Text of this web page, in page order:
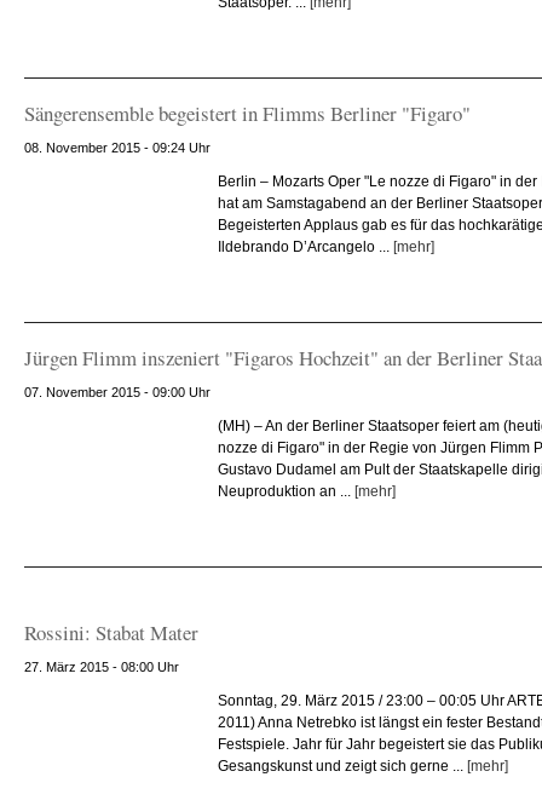
Sängerensemble begeistert in Flimms Berliner "Figaro"
08. November 2015 - 09:24 Uhr
Berlin – Mozarts Oper "Le nozze di Figaro" in
hat am Samstagabend an der Berliner
Begeisterten Applaus gab es für das
Ildebrando D’Arcangelo ... [mehr]
Jürgen Flimm inszeniert "Figaros Hochzeit" an der Berliner
07. November 2015 - 09:00 Uhr
(MH) – An der Berliner Staatsoper feiert am
nozze di Figaro" in der Regie von Jürgen Flimm
Gustavo Dudamel am Pult der Staatskapelle
Neuproduktion an ... [mehr]
Rossini: Stabat Mater
27. März 2015 - 08:00 Uhr
Sonntag, 29. März 2015 / 23:00 – 00:05 Uhr
2011) Anna Netrebko ist längst ein fester
Festspiele. Jahr für Jahr begeistert sie das
Gesangskunst und zeigt sich gerne ... [mehr]